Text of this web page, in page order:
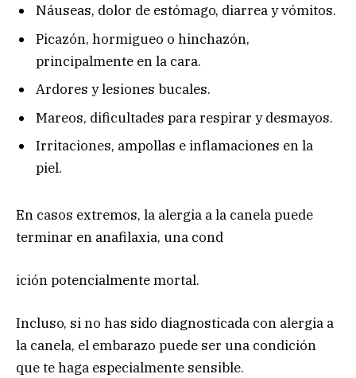
Náuseas, dolor de estómago, diarrea y vómitos.
Picazón, hormigueo o hinchazón,
principalmente en la cara.
Ardores y lesiones bucales.
Mareos, dificultades para respirar y desmayos.
Irritaciones, ampollas e inflamaciones en la
piel.
En casos extremos, la alergia a la canela puede
terminar en anafilaxia, una cond
ición potencialmente mortal.
Incluso, si no has sido diagnosticada con alergia a
la canela, el embarazo puede ser una condición
que te haga especialmente sensible.